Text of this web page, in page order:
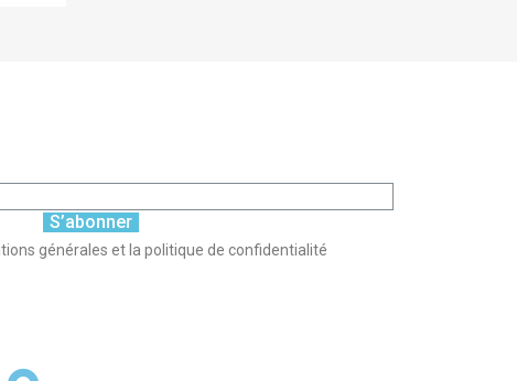
S’abonner
générales et la politique de confidentialité